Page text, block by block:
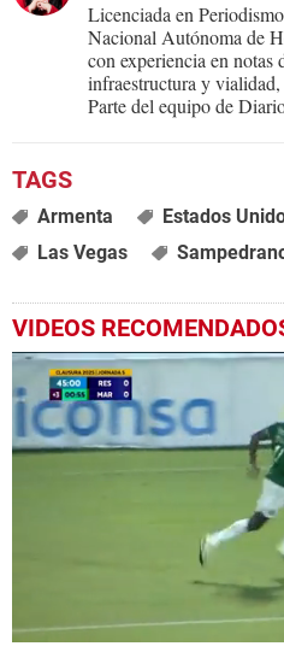
Licenciada en
Nacional Autónoma de
con experiencia en notas
infraestructura y
Parte del equipo de
Armenta Estados
Las Vegas
VIDEOS